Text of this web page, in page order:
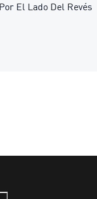
El Lado Del Revés